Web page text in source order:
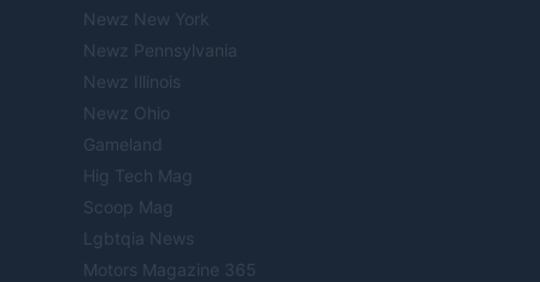
Newz New York
Newz Pennsylvania
Newz Illinois
Newz Ohio
Gameland
Hig Tech Mag
Scoop Mag
Lgbtqia News
Motors Magazine 365